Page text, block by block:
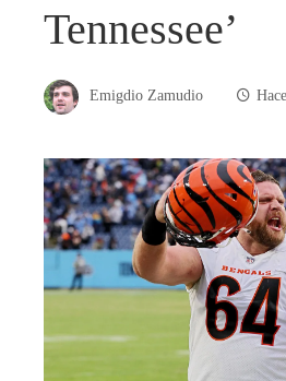
Tennessee’
Emigdio Zamudio